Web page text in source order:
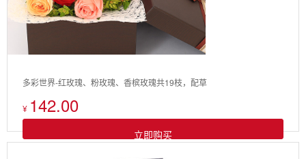
多彩世界-红玫瑰、粉玫瑰、香槟玫瑰共19枝，配草
¥ 142.00
立即购买